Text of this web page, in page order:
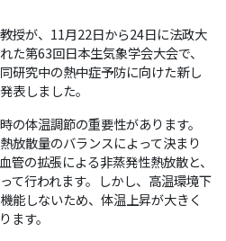
授が、11月22日から24日に法政大
た第63回日本生気象学会大会で、
研究中の熱中症予防に向けた新し
表しました。
体温調節の重要性があります。
放散量のバランスによって決まり
管の拡張による非蒸発性熱放散と、
て行われます。しかし、高温環境下
能しないため、体温上昇が大きく
ます。